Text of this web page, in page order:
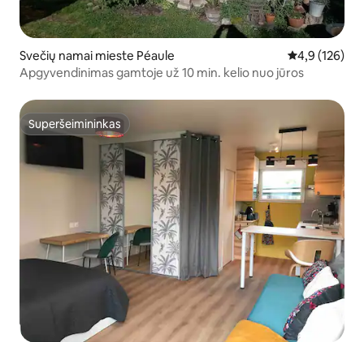
Svečių namai mieste Péaule Vidutinis
4,9 (126)
Apgyvendinimas gamtoje už 10 min. kelio nuo jūros
Superšeimininkas
Superšeimininkas